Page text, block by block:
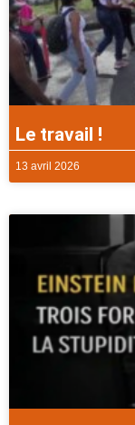
Le travail !
13 avril 2026